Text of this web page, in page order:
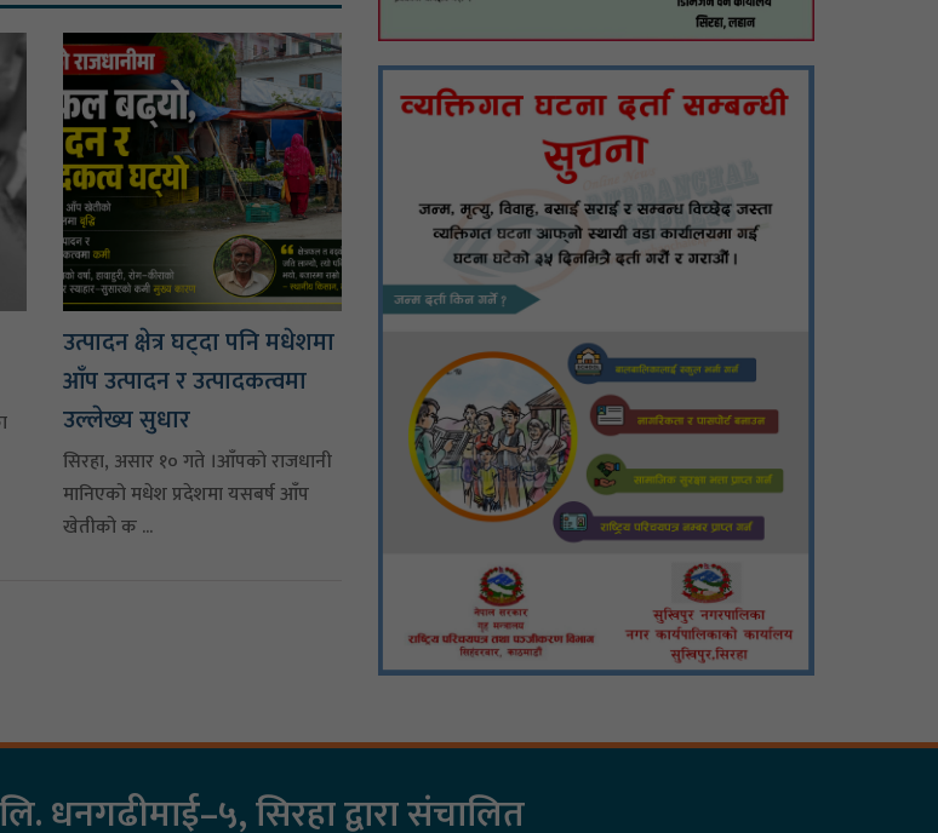
उत्पादन क्षेत्र घट्दा पनि मधेशमा
आँप उत्पादन र उत्पादकत्वमा
उल्लेख्य सुधार
सिरहा, असार १० गते ।आँपको राजधानी
मानिएको मधेश प्रदेशमा यसबर्ष आँप
खेतीको क ...
धनगढीमाई–५, सिरहा द्वारा संचालित